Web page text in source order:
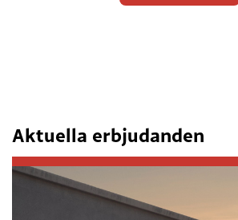
Aktuella erbjudanden